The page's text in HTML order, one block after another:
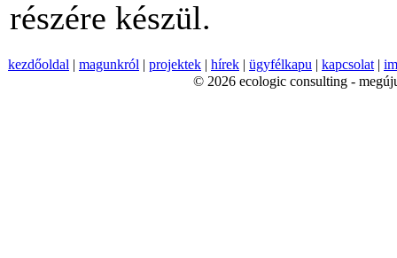
részére készül.
kezdőoldal | magunkról | projektek | hírek | ügyfélkapu | kapcsolat |
© 2026 ecologic consulting -